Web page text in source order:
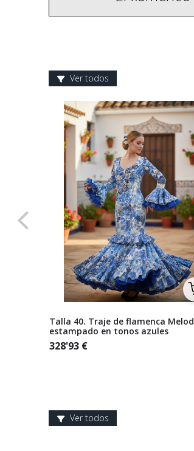
Ver todos
Talla 40. Traje de flamenca
estampado en tonos azules
328'93 €
Ver todos